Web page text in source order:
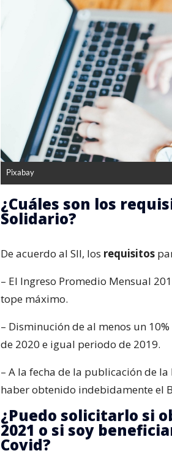
Pixabay
¿Cuáles son los
Solidario?
De acuerdo al SII, los requisitos
– El Ingreso Promedio Mensual
tope máximo.
– Disminución de al menos un
de 2020 e igual periodo de 2019.
– A la fecha de la publicación de
haber obtenido indebidamente el
¿Puedo solicitarlo si
2021 o si soy
Covid?